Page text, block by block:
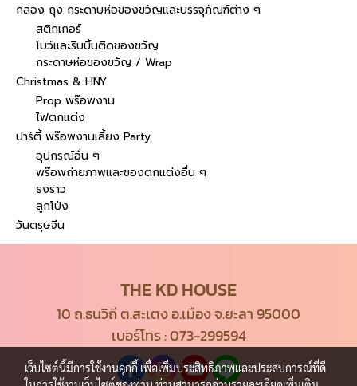
กล่อง ถุง กระดาษห่อของขวัญและบรรจุภัณฑ์ต่าง ๆ
สติกเกอร์
โบว์และริบบิ้นติดของขวัญ
กระดาษห่อของขวัญ / Wrap
Christmas & HNY
Prop พร๊อพงาน
ไฟตกแต่ง
ปาร์ตี้ พร๊อพงานเลี้ยง Party
อุปกรณ์อื่น ๆ
พร๊อพถ่ายภาพและของตกแต่งอื่น ๆ
ธงราว
ลูกโป่ง
วันตรุษจีน
THE KD HOUSE
10 ถ.ธนวิถี ต.สะเตง อ.เมือง จ.ยะลา 95000
เบอร์โทร :073-299594
เว็บไซต์นี้มีการใช้งานคุกกี้ เพื่อเพิ่มประสิทธิภาพและประสบการณ์ที่ดี